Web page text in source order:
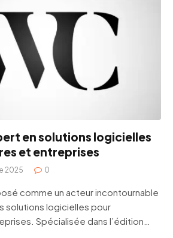
en solutions logicielles
et entreprises
2025 0
comme un acteur incontournable
solutions logicielles pour
Spécialisée dans l’édition…